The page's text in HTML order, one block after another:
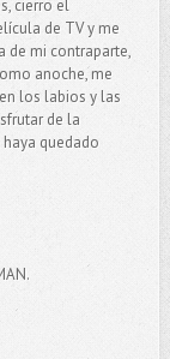
cierro el
de TV y me
de mi contraparte,
anoche, me
los labios y las
de la
quedado